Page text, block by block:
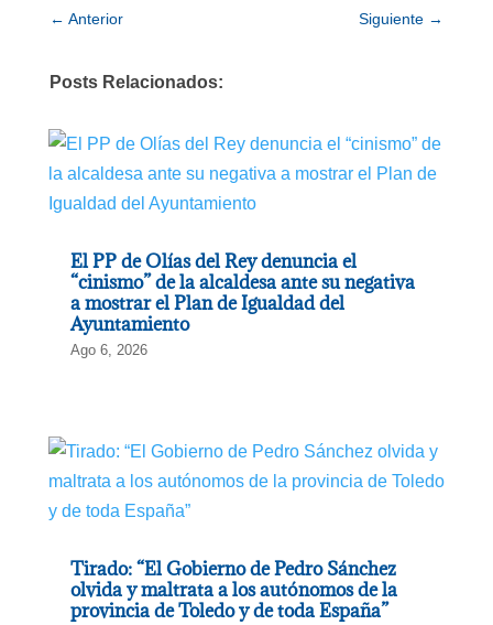
← Anterior Siguiente →
Posts Relacionados:
El PP de Olías del Rey denuncia el
“cinismo” de la alcaldesa ante su negativa
a mostrar el Plan de Igualdad del
Ayuntamiento
Ago 6, 2026
Tirado: “El Gobierno de Pedro Sánchez
olvida y maltrata a los autónomos de la
provincia de Toledo y de toda España”